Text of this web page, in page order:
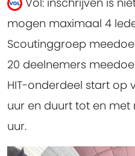
mogen maximaal 4
Scoutinggroep
20 deelnemers
HIT-onderdeel start op
uur en duurt tot en met
uur.